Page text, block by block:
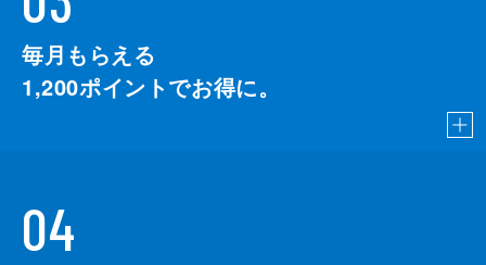
毎月もらえる
1,200ポイントでお得に。
04